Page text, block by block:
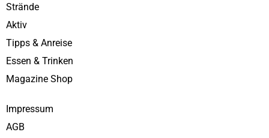
Strände
Aktiv
Tipps & Anreise
Essen & Trinken
Magazine Shop
Impressum
AGB